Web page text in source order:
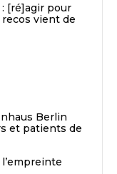
: [ré]agir pour
vient de
Berlin
et patients de